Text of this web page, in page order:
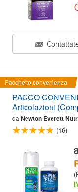
Pacchetto convenienza
PACCO
Articolazioni
da Newton Everett
(16)